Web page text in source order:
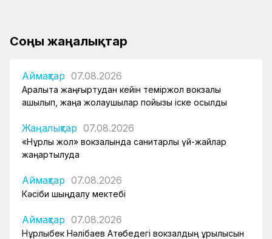
Соңғы жаңалықтар
Аймақтар 07.08.2026
Арқалықта жаңғыртудан кейін теміржол вокзалы
ашылып, жаңа жолаушылар пойызы іске қосылды
Жаңалықтар 07.08.2026
«Нұрлы жол» вокзалында санитарлық үй-жайлар
жаңартылуда
Аймақтар 07.08.2026
Кәсіби шыңдалу мектебі
Аймақтар 07.08.2026
Нұрлыбек Нәлібаев Ақтөбедегі вокзалдың құрылысын